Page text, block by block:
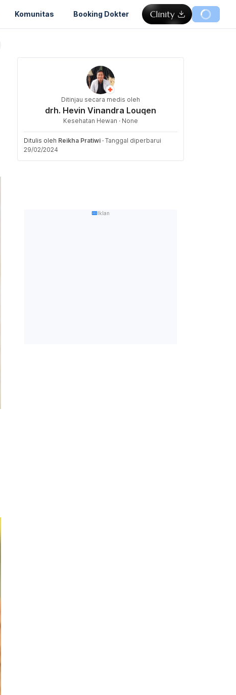
Komunitas Booking Dokter
Ditinjau secara medis oleh
drh. Hevin Vinandra Louqen
Kesehatan Hewan · None
Ditulis oleh Reikha Pratiwi · Tanggal diperbarui
29/02/2024
Iklan